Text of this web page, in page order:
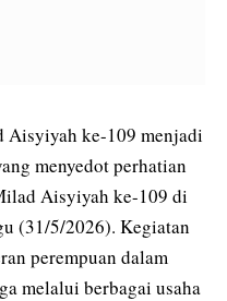
ke-109 menjadi
menyedot perhatian
Aisyiyah ke-109 di
(31/5/2026). Kegiatan
perempuan dalam
melalui berbagai usaha